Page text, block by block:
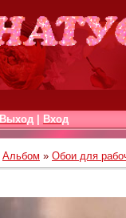
Выход Вход
Альбом » Обои для